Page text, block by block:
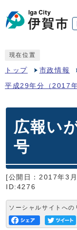
現在位置
トップ 市政情報
平成29年分（2017年
広報い
号
[公開日：2017年3
ID:4276
ソーシャルサイトへ